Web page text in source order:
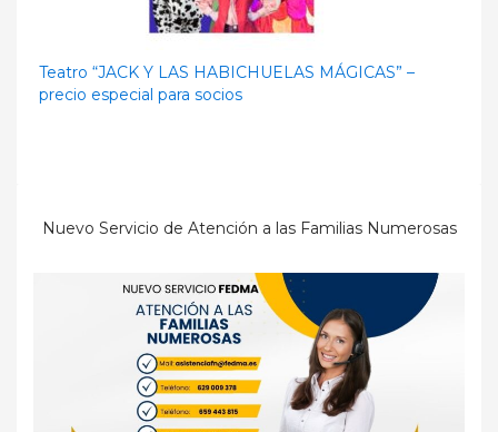
Teatro “JACK Y LAS HABICHUELAS MÁGICAS” –
precio especial para socios
Nuevo Servicio de Atención a las Familias Numerosas